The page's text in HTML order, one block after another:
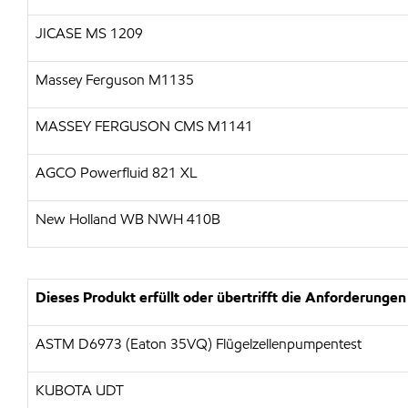
JICASE MS 1209
Massey Ferguson M1135
MASSEY FERGUSON CMS M1141
AGCO Powerfluid 821 XL
New Holland WB NWH 410B
Dieses Produkt erfüllt oder übertrifft die Anforderungen
ASTM D6973 (Eaton 35VQ) Flügelzellenpumpentest
KUBOTA UDT